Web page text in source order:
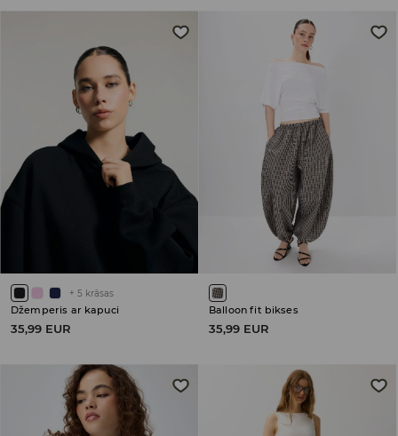
+ 5 krāsas
Džemperis ar kapuci
35,99 EUR
Balloon fit bikses
35,99 EUR